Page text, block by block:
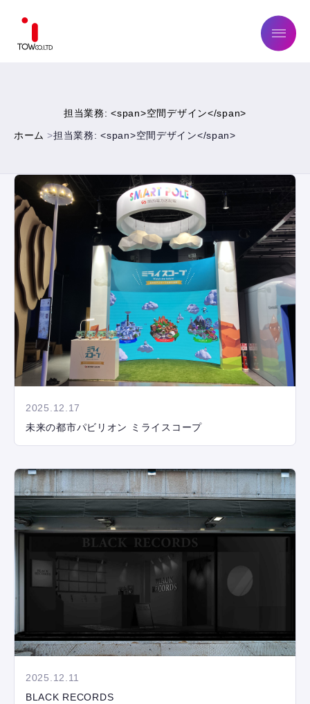
SERVICE
MAGAZINE
COMPANY
NEWS
IR
担当業務: <span>空間デザイン</span>
ホーム
担当業務: <span>空間デザイン</span>
2025.12.17
未来の都市パビリオン ミライスコープ
2025.12.11
BLACK RECORDS